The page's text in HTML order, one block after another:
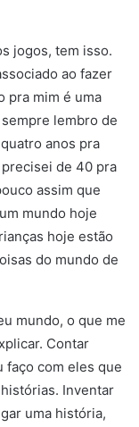
jogos, tem isso.
ao fazer
pra mim é uma
lembro de
anos pra
de 40 pra
assim que
mundo hoje
hoje estão
do mundo de
mundo, o que me
Contar
faço com eles que
Inventar
uma história,